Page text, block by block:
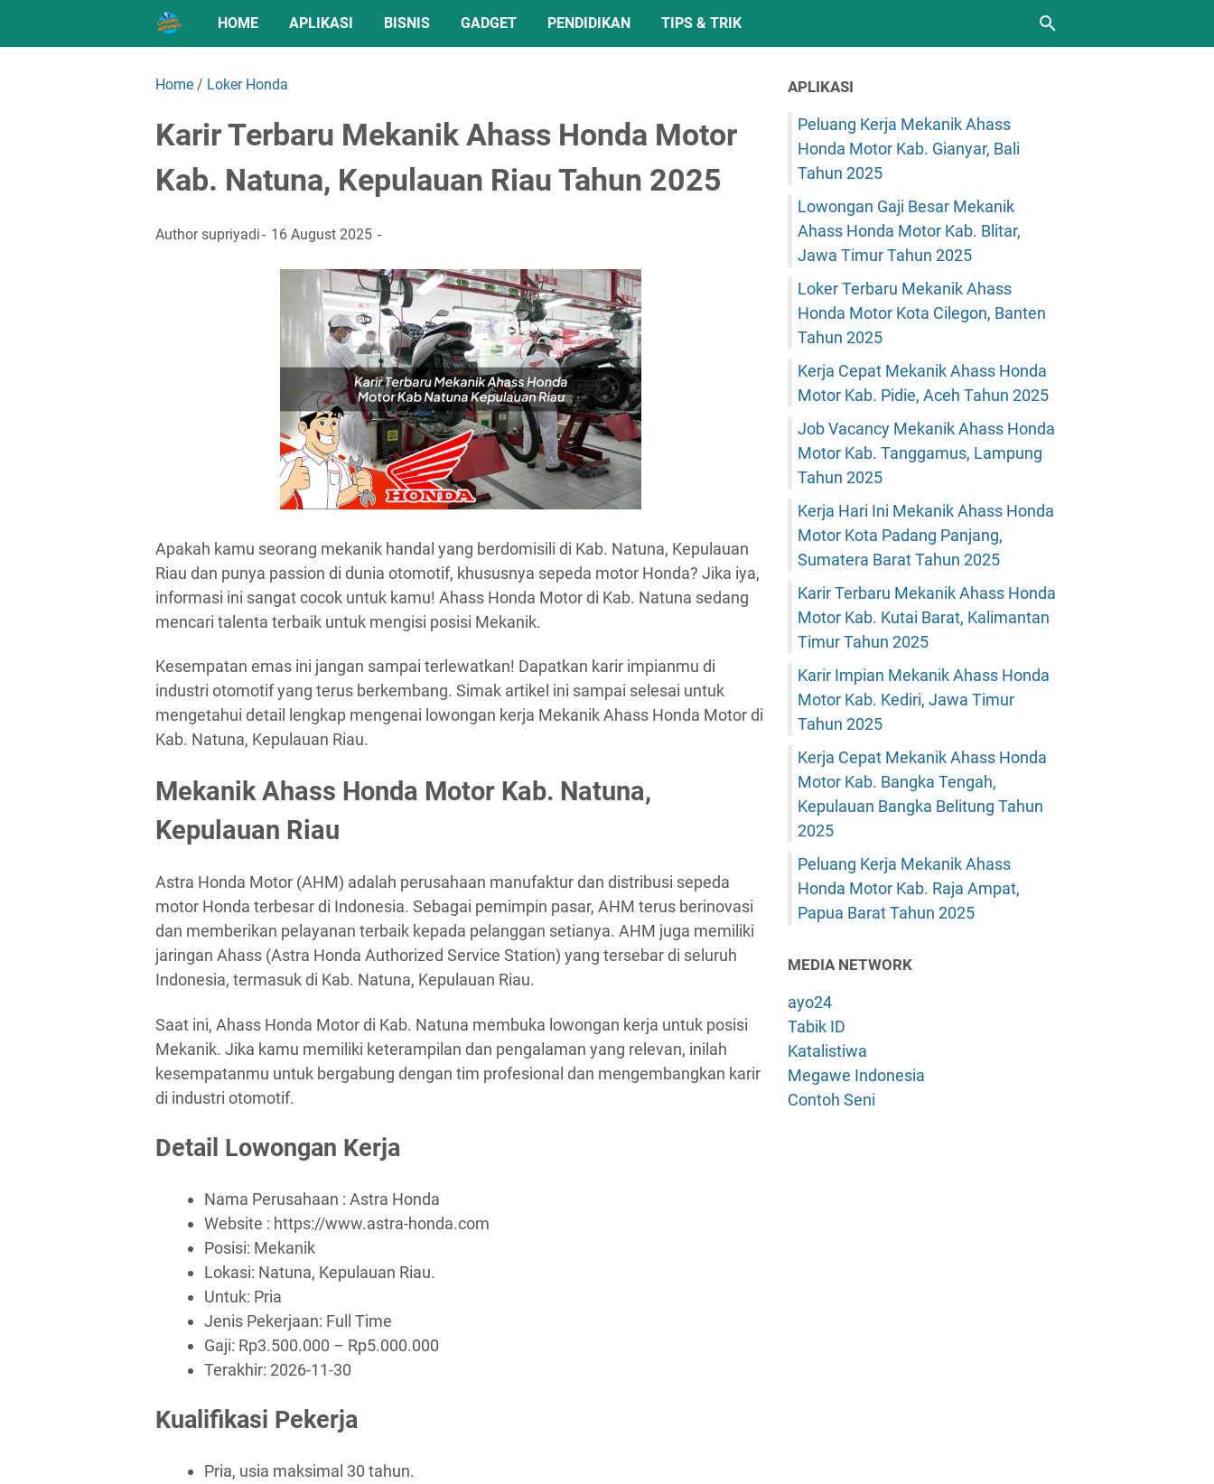
HOME APLIKASI BISNIS GADGET PENDIDIKAN TIPS & TRIK
Home / Loker Honda
Karir Terbaru Mekanik Ahass Honda Motor
Kab. Natuna, Kepulauan Riau Tahun 2025
Authorsupriyadi 16 August 2025
Apakah kamu seorang mekanik handal yang berdomisili di Kab. Natuna, Kepulauan
Riau dan punya passion di dunia otomotif, khususnya sepeda motor Honda? Jika iya,
informasi ini sangat cocok untuk kamu! Ahass Honda Motor di Kab. Natuna sedang
mencari talenta terbaik untuk mengisi posisi Mekanik.
Kesempatan emas ini jangan sampai terlewatkan! Dapatkan karir impianmu di
industri otomotif yang terus berkembang. Simak artikel ini sampai selesai untuk
mengetahui detail lengkap mengenai lowongan kerja Mekanik Ahass Honda Motor di
Kab. Natuna, Kepulauan Riau.
Mekanik Ahass Honda Motor Kab. Natuna,
Kepulauan Riau
Astra Honda Motor (AHM) adalah perusahaan manufaktur dan distribusi sepeda
motor Honda terbesar di Indonesia. Sebagai pemimpin pasar, AHM terus berinovasi
dan memberikan pelayanan terbaik kepada pelanggan setianya. AHM juga memiliki
jaringan Ahass (Astra Honda Authorized Service Station) yang tersebar di seluruh
Indonesia, termasuk di Kab. Natuna, Kepulauan Riau.
Saat ini, Ahass Honda Motor di Kab. Natuna membuka lowongan kerja untuk posisi
Mekanik. Jika kamu memiliki keterampilan dan pengalaman yang relevan, inilah
kesempatanmu untuk bergabung dengan tim profesional dan mengembangkan karir
di industri otomotif.
Detail Lowongan Kerja
Nama Perusahaan : Astra Honda
Website : https://www.astra-honda.com
Posisi: Mekanik
Lokasi: Natuna, Kepulauan Riau.
Untuk: Pria
Jenis Pekerjaan: Full Time
Gaji: Rp3.500.000 – Rp5.000.000
Terakhir: 2026-11-30
Kualifikasi Pekerja
Pria, usia maksimal 30 tahun.
APLIKASI
Peluang Kerja Mekanik Ahass
Honda Motor Kab. Gianyar, Bali
Tahun 2025
Lowongan Gaji Besar Mekanik
Ahass Honda Motor Kab. Blitar,
Jawa Timur Tahun 2025
Loker Terbaru Mekanik Ahass
Honda Motor Kota Cilegon, Banten
Tahun 2025
Kerja Cepat Mekanik Ahass Honda
Motor Kab. Pidie, Aceh Tahun 2025
Job Vacancy Mekanik Ahass Honda
Motor Kab. Tanggamus, Lampung
Tahun 2025
Kerja Hari Ini Mekanik Ahass Honda
Motor Kota Padang Panjang,
Sumatera Barat Tahun 2025
Karir Terbaru Mekanik Ahass Honda
Motor Kab. Kutai Barat, Kalimantan
Timur Tahun 2025
Karir Impian Mekanik Ahass Honda
Motor Kab. Kediri, Jawa Timur
Tahun 2025
Kerja Cepat Mekanik Ahass Honda
Motor Kab. Bangka Tengah,
Kepulauan Bangka Belitung Tahun
2025
Peluang Kerja Mekanik Ahass
Honda Motor Kab. Raja Ampat,
Papua Barat Tahun 2025
MEDIA NETWORK
ayo24
Tabik ID
Katalistiwa
Megawe Indonesia
Contoh Seni